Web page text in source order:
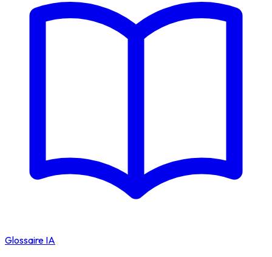
Glossaire IA